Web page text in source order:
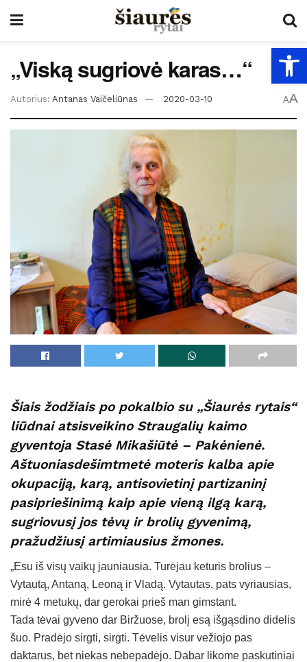
„Viską sugriovė karas…“
Autorius: Antanas Vaičeliūnas 2020-03-10 AA
Šiais žodžiais po pokalbio su „Šiaurės rytais“
liūdnai atsisveikino Straugalių kaimo
gyventoja Stasė Mikašiūtė – Pakėnienė.
Aštuoniasdešimtmetė moteris kalba apie
okupaciją, karą, antisovietinį partizaninį
pasipriešinimą kaip apie vieną ilgą karą,
sugriovusį jos tėvų ir brolių gyvenimą,
pražudžiusį artimiausius žmones.
„Esu iš visų vaikų jauniausia. Turėjau keturis brolius –
Vytautą, Antaną, Leoną ir Vladą. Vytautas, pats vyriausias,
mirė 4 metukų, dar gerokai prieš man gimstant.
Tada tėvai gyveno dar Biržuose, brolį esą išgąsdino didelis
šuo. Pradėjo sirgti, sirgti. Tėvelis visur vežiojo pas
daktarus, bet niekas nebepadėjo. Dabar likome paskutiniai